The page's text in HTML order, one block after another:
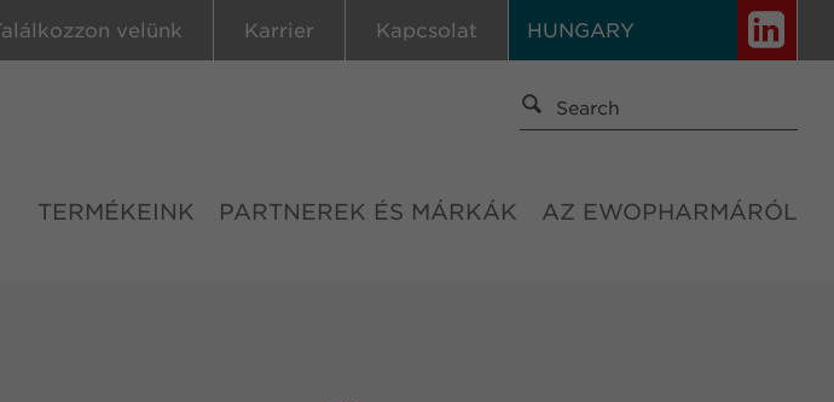
HUNGARY
velünk Karrier Kapcsolat
TERMÉKEINK PARTNEREK ÉS MÁRKÁK AZ EWOPHARMÁRÓL